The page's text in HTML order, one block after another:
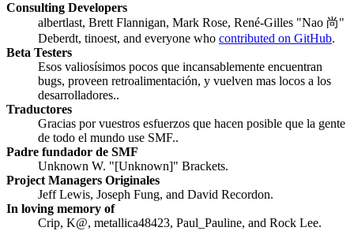
Consulting Developers
albertlast, Brett Flannigan, Mark Rose, René-Gilles "Nao 尚"
Deberdt, tinoest, and everyone who contributed on GitHub.
Beta Testers
Esos valiosísimos pocos que incansablemente encuentran
bugs, proveen retroalimentación, y vuelven mas locos a los
desarrolladores..
Traductores
Gracias por vuestros esfuerzos que hacen posible que la gente
de todo el mundo use SMF..
Padre fundador de SMF
Unknown W. "[Unknown]" Brackets.
Project Managers Originales
Jeff Lewis, Joseph Fung, and David Recordon.
In loving memory of
Crip, K@, metallica48423, Paul_Pauline, and Rock Lee.